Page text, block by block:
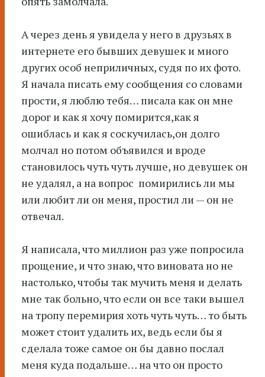
А через день я увидела у него в друзьях в
интернете его бывших девушек и много
других особ неприличных, судя по их фото.
Я начала писать ему сообщения со словами
прости, я люблю тебя… писала как он мне
дорог и как я хочу помирится,как я
ошиблась и как я соскучилась,он долго
молчал но потом объявился и вроде
становилось чуть чуть лучше, но девушек он
не удалял, а на вопрос помирились ли мы
или любит ли он меня, простил ли — он не
отвечал.
Я написала, что миллион раз уже попросила
прощение, и что знаю, что виновата но не
настолько, чтобы так мучить меня и делать
мне так больно, что если он все таки вышел
на тропу перемирия хоть чуть чуть… то быть
может стоит удалить их, ведь если бы я
сделала тоже самое он бы давно послал
меня куда подальше… на что он просто